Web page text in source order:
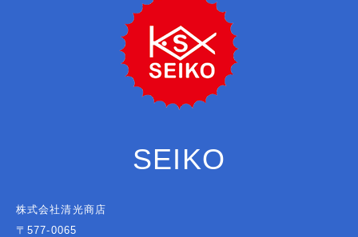
SEIKO
株式会社清光商店
〒577-0065